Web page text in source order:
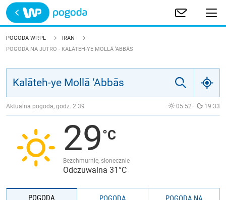
Trwa ładowanie
POLSKA
JAKOŚĆ POWIETRZA
POGODA WP.PL
IRAN
POGODA NA JUTRO - KALĀTEH-YE MOLLĀ ‘ABBĀS
Aktualna pogoda, godz. 2:39 05:52 19:33
29
Bezchmurnie, słonecznie
Odczuwalna 31°C
POGODA
POGODA
POGODA NA